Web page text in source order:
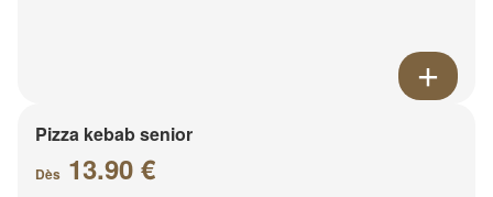
Pizza kebab senior
Dès 13.90 €